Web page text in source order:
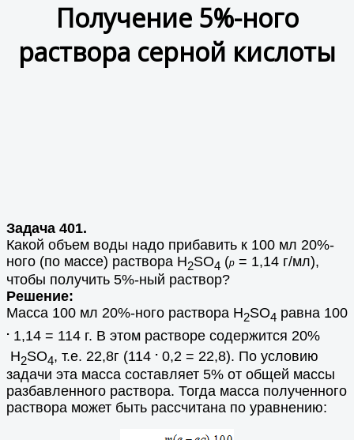
Получение 5%-ного
раствора серной кислоты
Задача 401.
Какой объем воды надо прибавить к 100 мл 20%-
ного (по массе) раствора H2SO4 (p = 1,14 г/мл),
чтобы получить 5%-ный раствор?
Решение:
Масса 100 мл 20%-ного раствора H2SO4 равна 100
. 1,14 = 114 г. В этом растворе содержится 20%
H2SO4, т.е. 22,8г (114 . 0,2 = 22,8). По условию
задачи эта масса составляет 5% от общей массы
разбавленного раствора. Тогда масса полученного
раствора может быть рассчитана по уравнению: